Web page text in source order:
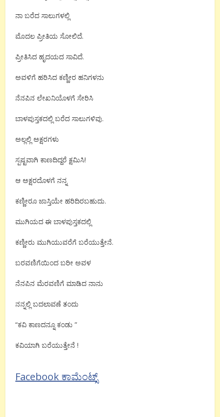
ನಾ ಬರೆದ ಸಾಲುಗಳಲ್ಲಿ
ಮೊದಲ ಪ್ರೀತಿಯ ಸೋಲಿದೆ.
ಪ್ರೀತಿಸಿದ ಹೃದಯದ ಸಾವಿದೆ.
ಅವಳಿಗೆ ಹರಿಸಿದ ಕಣ್ಣೀರ ಹನಿಗಳನು
ನೆನಪಿನ ಲೇಖನಿಯೊಳಗೆ ಸೇರಿಸಿ
ಬಾಳಪುಸ್ತಕದಲ್ಲಿ ಬರೆದ ಸಾಲುಗಳಿವು.
ಅಲ್ಲಲ್ಲಿ ಅಕ್ಷರಗಳು
ಸ್ಪಷ್ಟವಾಗಿ ಕಾಣದಿದ್ದರೆ ಕ್ಷಮಿಸಿ!
ಆ ಅಕ್ಷರದೊಳಗೆ ನನ್ನ
ಕಣ್ಣೀರೂ ಜಾಸ್ತಿಯೇ ಹರಿದಿರಬಹುದು.
ಮುಗಿಯದ ಈ ಬಾಳಪುಸ್ತಕದಲ್ಲಿ
ಕಣ್ಣೀರು ಮುಗಿಯುವರೆಗೆ ಬರೆಯುತ್ತೇನೆ.
ಬರವಣಿಗೆಯಿಂದ ಬರೀ ಅವಳ
ನೆನಪಿನ ಮೆರವಣಿಗೆ ಮಾಡಿದ ನಾನು
ನನ್ನಲ್ಲಿ ಬದಲಾವಣೆ ತಂದು
“ಕವಿ ಕಾಣದನ್ನೂ ಕಂಡು ”
ಕವಿಯಾಗಿ ಬರೆಯುತ್ತೇನೆ !
Facebook ಕಾಮೆಂಟ್ಸ್